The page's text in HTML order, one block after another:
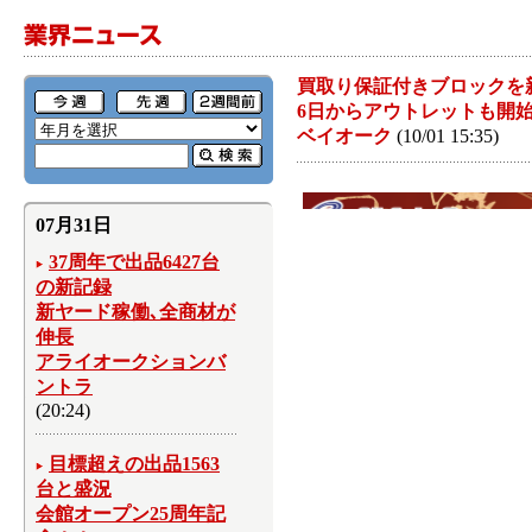
買取り保証付きブロックを
6日からアウトレットも開
ベイオーク (10/01 15:35)
07月31日
37周年で出品6427台
の新記録
新ヤード稼働､全商材が
伸長
アライオークションバ
ントラ
(20:24)
目標超えの出品1563
台と盛況
会館オープン25周年記